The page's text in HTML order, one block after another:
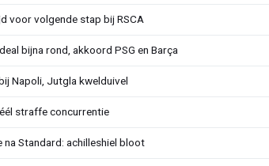
voor volgende stap bij RSCA
bijna rond, akkoord PSG en Barça
Napoli, Jutgla kwelduivel
straffe concurrentie
Standard: achilleshiel bloot